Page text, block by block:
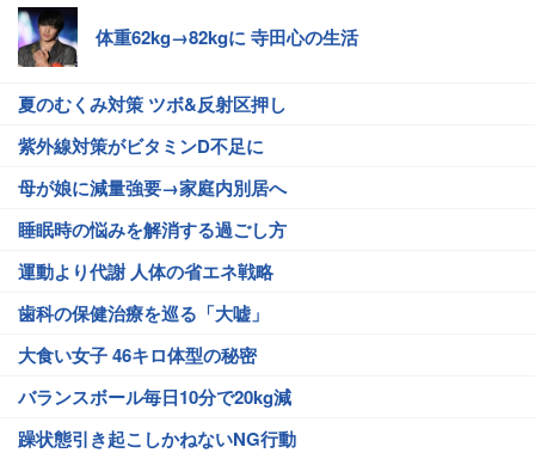
体重62kg→82kgに 寺田心の生活
夏のむくみ対策 ツボ&反射区押し
紫外線対策がビタミンD不足に
母が娘に減量強要→家庭内別居へ
睡眠時の悩みを解消する過ごし方
運動より代謝 人体の省エネ戦略
歯科の保健治療を巡る「大嘘」
大食い女子 46キロ体型の秘密
バランスボール毎日10分で20kg減
躁状態引き起こしかねないNG行動